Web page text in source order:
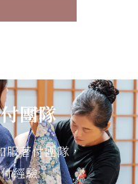
付團隊
服著付團隊，
經驗，